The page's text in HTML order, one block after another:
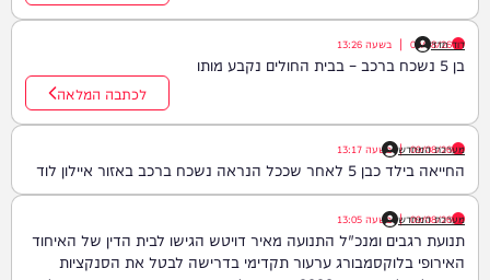
דוד חדד
09/08/26
| בשעה 13:26
בן 5 נשכח ברכב – בבית החולים נקבע מותו
לכתבה המלאה
מערכת המחדש
09/08/26
| בשעה 13:17
החייאה בילד כבן 5 לאחר שככל הנראה נשכח ברכב באזור איילון לוד
מערכת המחדש
09/08/26
| בשעה 13:05
תנועת רגבים ומנכ"ל התנועה מאיר דויטש הגישו לבית הדין של האיחוד
האירופי בלוקסמבורג ערעור תקדימי בדרישה לבטל את הסנקציות